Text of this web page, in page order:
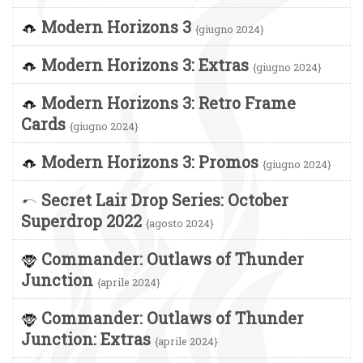
Modern Horizons 3 {giugno 2024}
Modern Horizons 3: Extras {giugno 2024}
Modern Horizons 3: Retro Frame
Cards {giugno 2024}
Modern Horizons 3: Promos {giugno 2024}
Secret Lair Drop Series: October
Superdrop 2022 {agosto 2024}
Commander: Outlaws of Thunder
Junction {aprile 2024}
Commander: Outlaws of Thunder
Junction: Extras {aprile 2024}